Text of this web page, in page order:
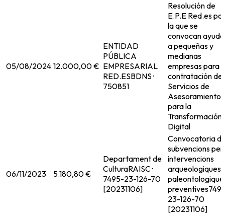
05/08/2024 12.000,00 €
ENTIDAD
PÚBLICA
EMPRESARIAL
RED.ESBDNS ·
750851
Resolución de
E.P.E Red.es por
la que se
convocan
a pequeñas y
medianas
empresas para
contratación de
Servicios de
Asesoramiento
para la
Transformación
Digital
06/11/2023 5.180,80 €
Departament de
CulturaRAISC ·
7495-23-126-70
[20231106]
Convocatoria
subvencions per
intervencions
arqueologiques i
preventives
23-126-70
[20231106]